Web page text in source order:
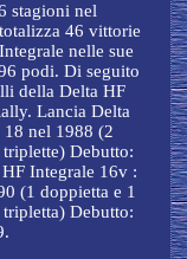
stagioni nel
46 vittorie
nelle sue
podi. Di seguito
della Delta HF
Lancia Delta
nel 1988 (2
Debutto:
Integrale 16v :
(1 doppietta e 1
Debutto: